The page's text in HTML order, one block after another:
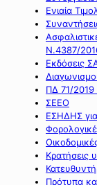
Ενιαία
Ν.4387/
Εκδόσεις
ΠΔ 71/
ΣΕΕΟ
ΕΣΗΔΗΣ
Κρατήσεις
Πρότυπα